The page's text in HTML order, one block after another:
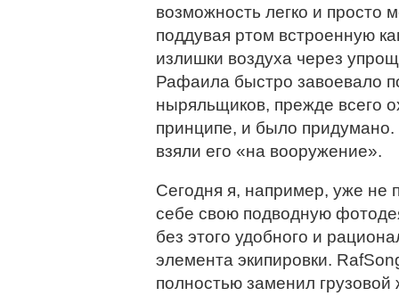
возможность легко и просто
поддувая ртом встроенную
излишки воздуха через
Рафаила быстро завоевало
ныряльщиков, прежде всего
принципе, и было
взяли его «на вооружение».
Сегодня я, например, уже не
себе свою подводную
без этого удобного и
элемента экипировки.
полностью заменил грузовой